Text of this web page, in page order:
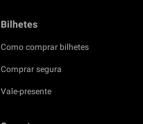
Bilhetes
Como comprar bilhetes
Comprar segura
Vale-presente